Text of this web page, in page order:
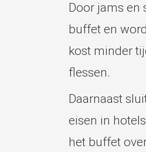
Door jams en
buffet en
kost minder
flessen.
Daarnaast
eisen in
het buffet